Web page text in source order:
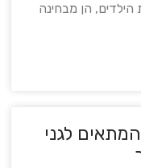
הילדים, הן מבחינה
לגני